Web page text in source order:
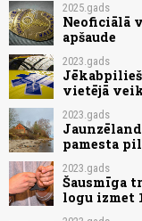
2025.gads
Neoficiālā
apšaude
2023.gads
vietējā
2023.gads
pamesta
2023.gads
Šausmīga
logu izmet